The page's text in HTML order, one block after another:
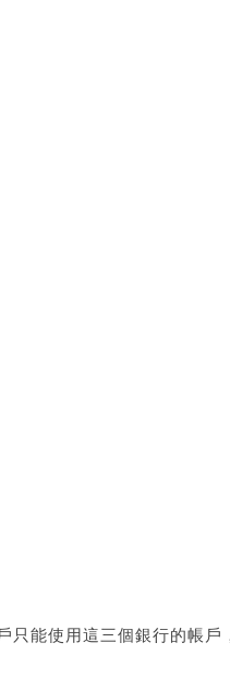
只能使用這三個銀行的帳戶